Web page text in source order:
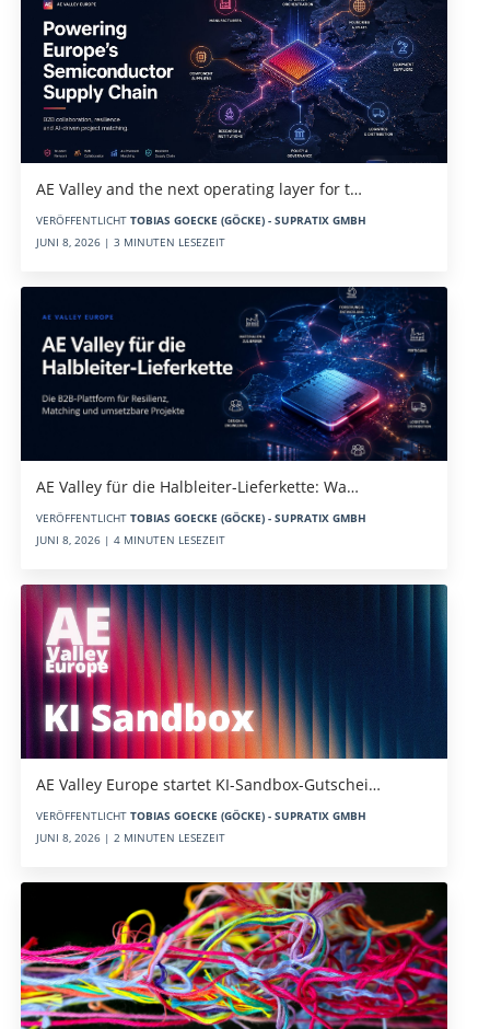
AE Valley and the next operating layer for t…
VERÖFFENTLICHT TOBIAS GOECKE (GÖCKE) - SUPRATIX GMBH
JUNI 8, 2026 | 3 MINUTEN LESEZEIT
AE Valley für die Halbleiter-Lieferkette: Wa…
VERÖFFENTLICHT TOBIAS GOECKE (GÖCKE) - SUPRATIX GMBH
JUNI 8, 2026 | 4 MINUTEN LESEZEIT
AE Valley Europe startet KI-Sandbox-Gutschei…
VERÖFFENTLICHT TOBIAS GOECKE (GÖCKE) - SUPRATIX GMBH
JUNI 8, 2026 | 2 MINUTEN LESEZEIT